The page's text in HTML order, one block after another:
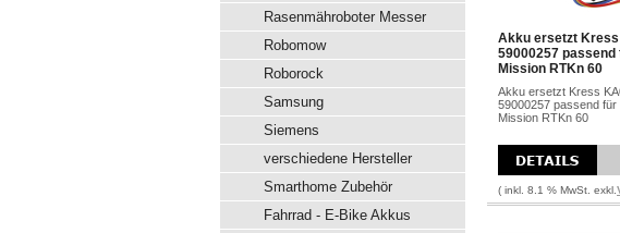
Rasenmähroboter Messer
Robomow
Roborock
Samsung
Siemens
verschiedene Hersteller
Smarthome Zubehör
Fahrrad - E-Bike Akkus
Akku ersetzt
59000257 passend
Mission RTKn 60
Akku ersetzt Kress
59000257 passend für
Mission RTKn 60
( inkl. 8.1 % MwSt. exkl.